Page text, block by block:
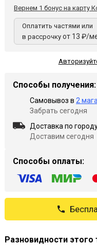
Вернем 1 бонус на карту
Оплатить частями или
в рассрочку от 13 ₽/
Способы получения:
Самовывоз в 2
Забрать сегодня
Доставка по
Доставим сегодня
Способы оплаты:
Разновидности этого